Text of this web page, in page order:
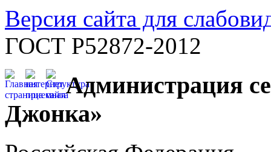
Версия сайта для
ГОСТ Р52872-2012
Администрация
Джонка»